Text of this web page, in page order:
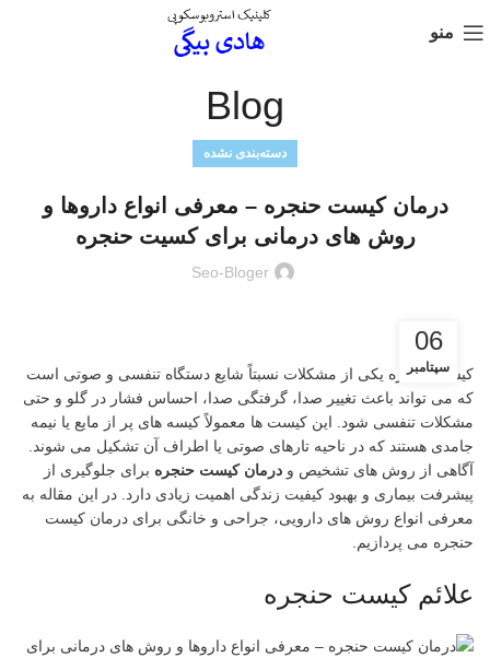
منو
Blog
دسته‌بندی نشده
درمان کیست حنجره – معرفی انواع داروها و
روش های درمانی برای کسیت حنجره
Seo-Bloger
06
سپتامبر
کیست حنجره یکی از مشکلات نسبتاً شایع دستگاه تنفسی و صوتی است
که می تواند باعث تغییر صدا، گرفتگی صدا، احساس فشار در گلو و حتی
مشکلات تنفسی شود. این کیست ها معمولاً کیسه های پر از مایع یا نیمه
جامدی هستند که در ناحیه تارهای صوتی یا اطراف آن تشکیل می شوند.
آگاهی از روش های تشخیص و درمان کیست حنجره برای جلوگیری از
پیشرفت بیماری و بهبود کیفیت زندگی اهمیت زیادی دارد. در این مقاله به
معرفی انواع روش های دارویی، جراحی و خانگی برای درمان کیست
حنجره می پردازیم.
علائم کیست حنجره